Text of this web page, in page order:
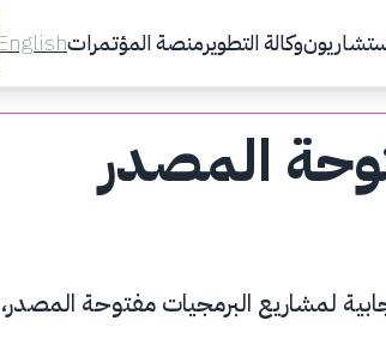
وكالة التطويرمنصة المؤتمراتEnglish
المصدر
لمشاريع البرمجيات مفتوحة